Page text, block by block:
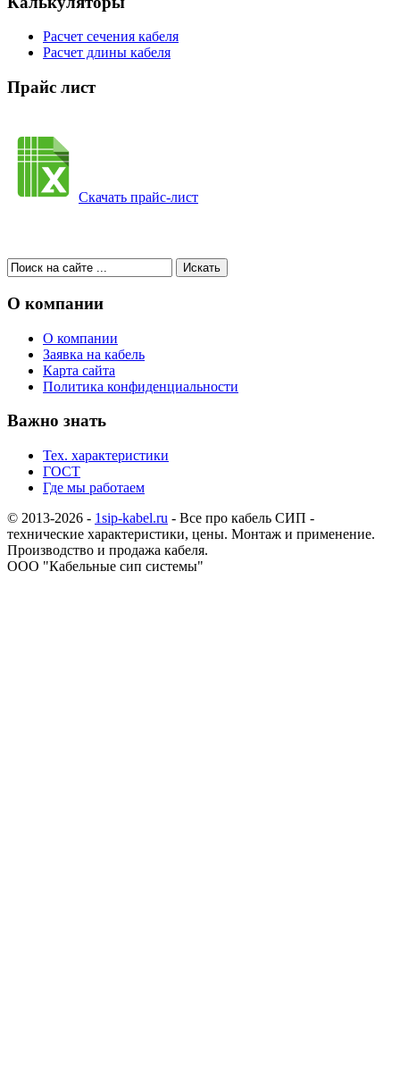
Расчет сечения кабеля
Расчет длины кабеля
Прайс лист
Скачать прайс-лист
О компании
О компании
Заявка на кабель
Карта сайта
Политика конфиденциальности
Важно знать
Тех. характеристики
ГОСТ
Где мы работаем
© 2013-2026 - 1sip-kabel.ru - Все про кабель СИП -
технические характеристики, цены. Монтаж и применение.
Производство и продажа кабеля.
ООО "Кабельные сип системы"